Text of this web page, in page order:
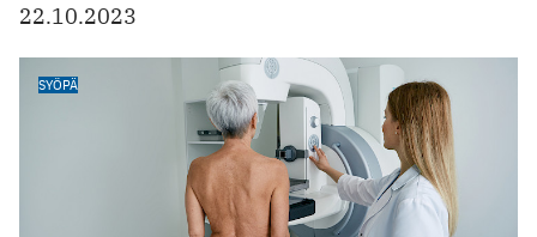
22.10.2023
SYÖPÄ